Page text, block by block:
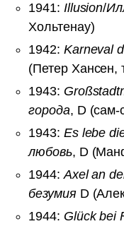
1941: Illusion/
Хольтенау)
1942: Karneval
(Петер Хансен,
1943:
города, D (сам-
1943: Es lebe
любовь, D
1944:Axel an
безумияD
1944: Glück bei